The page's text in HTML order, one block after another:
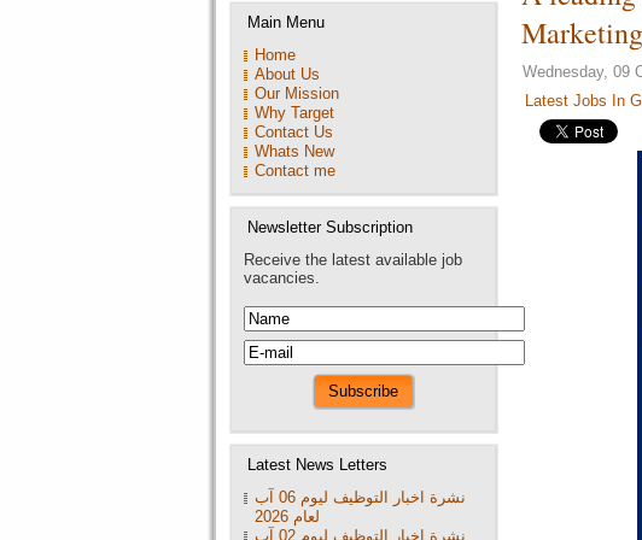
July 2026 16:16
A leading company Dubai,
A leading company Dubai,
A leading company Dubai,
16:14
A leading company Dubai,
Main Menu
Home
About Us
Our Mission
Why Target
Contact Us
Whats New
Contact me
Newsletter Subscription
Receive the latest available job
vacancies.
Latest News Letters
نشرة اخبار التوظيف ليوم 06 آب
لعام 2026
نشرة اخبار التوظيف ليوم 02 آب
Wednesday, 09
Latest Jobs In